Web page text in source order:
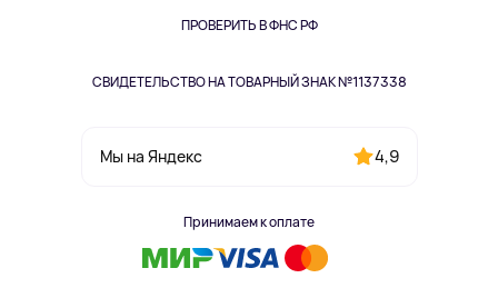
ПРОВЕРИТЬ В ФНС РФ
СВИДЕТЕЛЬСТВО НА ТОВАРНЫЙ ЗНАК №1137338
Мы на Яндекс 4,9
Принимаем к оплате
Одежда и аксессуары